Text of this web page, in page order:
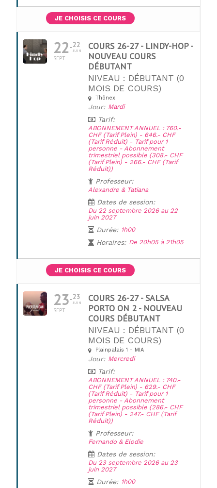
JE CHOISIS CE COURS
UNE QUESTION ?
22
SEPT
22
JUIN
COURS 26-27 - LINDY-HOP -
NOUVEAU COURS
DÉBUTANT
NIVEAU : DÉBUTANT (0
MOIS DE COURS)
Thônex
Jour: Mardi
Tarif:
ABONNEMENT ANNUEL : 760.-
CHF (Tarif Plein) - 646.- CHF
(Tarif Réduit) - Tarif pour 1
personne - Abonnement
trimestriel possible (308.- CHF
(Tarif Plein) - 266.- CHF (Tarif
Réduit))
Professeur:
Alexandre & Tatiana
Dates de session:
Du 22 septembre 2026 au 22
juin 2027
Durée: 1h00
Horaires: De 20h05 à 21h05
JE CHOISIS CE COURS
UNE QUESTION ?
23
SEPT
23
JUIN
COURS 26-27 - SALSA
PORTO ON 2 - NOUVEAU
COURS DÉBUTANT
NIVEAU : DÉBUTANT (0
MOIS DE COURS)
Plainpalais 1 - MIA
Jour: Mercredi
Tarif:
ABONNEMENT ANNUEL : 740.-
CHF (Tarif Plein) - 629.- CHF
(Tarif Réduit) - Tarif pour 1
personne - Abonnement
trimestriel possible (286.- CHF
(Tarif Plein) - 247.- CHF (Tarif
Réduit))
Professeur:
Fernando & Elodie
Dates de session:
Du 23 septembre 2026 au 23
juin 2027
Durée: 1h00